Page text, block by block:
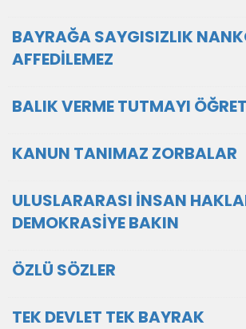
BAYRAĞA SAYGISIZLIK
AFFEDİLEMEZ
BALIK VERME TUTMAYI ÖĞRET
KANUN TANIMAZ ZORBALAR
ULUSLARARASI İNSAN
DEMOKRASİYE BAKIN
ÖZLÜ SÖZLER
TEK DEVLET TEK BAYRAK